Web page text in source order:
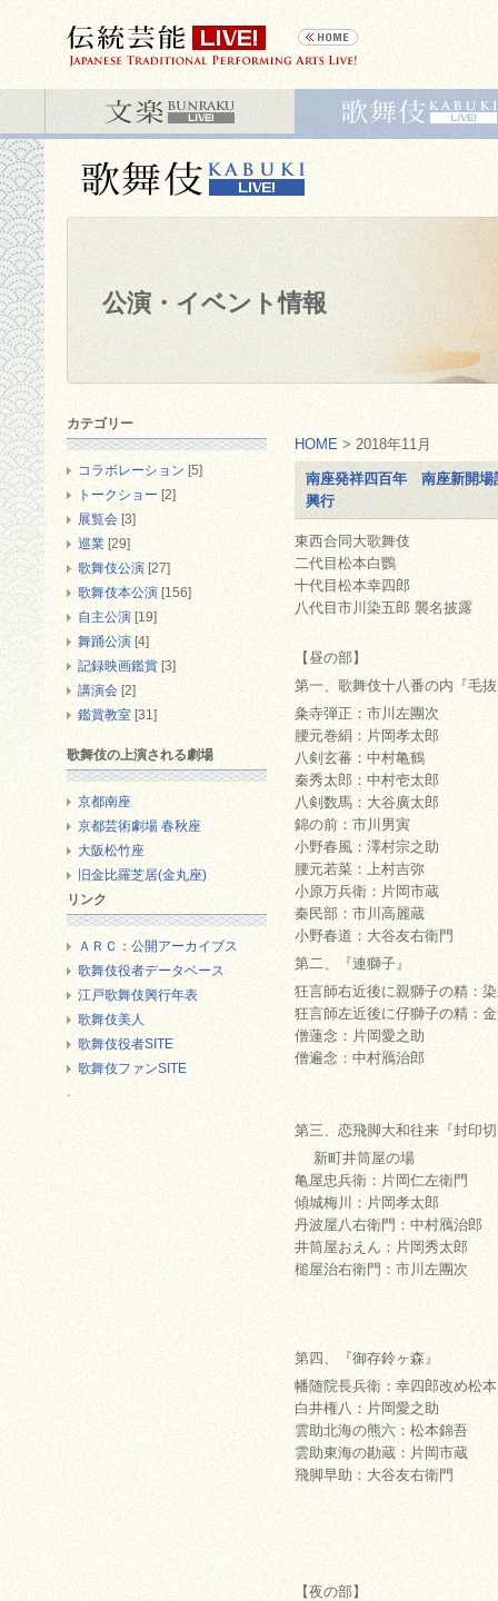
公演・イベント情報
HOME > 2018年11月
南座発祥四百年 南座新開
興行
東西合同大歌舞伎
二代目松本白鸚
十代目松本幸四郎
八代目市川染五郎 襲名
【昼の部】
第一、歌舞伎十八番の内『毛
粂寺弾正：市川左團次
腰元巻絹：片岡孝太郎
八剣玄蕃：中村亀鶴
秦秀太郎：中村壱太郎
八剣数馬：大谷廣太郎
錦の前：市川男寅
小野春風：澤村宗之助
腰元若菜：上村吉弥
小原万兵衛：片岡市蔵
秦民部：市川高麗蔵
小野春道：大谷友右衛門
第二、『連獅子』
狂言師右近後に親獅子の精：
狂言師左近後に仔獅子の精：
僧蓮念：片岡愛之助
僧遍念：中村鴈治郎
第三、恋飛脚大和往来『封印
新町井筒屋の場
亀屋忠兵衛：片岡仁左衛門
傾城梅川：片岡孝太郎
丹波屋八右衛門：中村鴈治郎
井筒屋おえん：片岡秀太郎
槌屋治右衛門：市川左團次
第四、『御存鈴ヶ森』
幡随院長兵衛：幸四郎改め松
白井権八：片岡愛之助
雲助北海の熊六：松本錦吾
雲助東海の勘蔵：片岡市蔵
飛脚早助：大谷友右衛門
【夜の部】
カテゴリー
コラボレーション [5]
トークショー [2]
展覧会 [3]
巡業 [29]
歌舞伎公演 [27]
歌舞伎本公演 [156]
自主公演 [19]
舞踊公演 [4]
記録映画鑑賞 [3]
講演会 [2]
鑑賞教室 [31]
歌舞伎の上演される劇場
京都南座
京都芸術劇場 春秋座
大阪松竹座
旧金比羅芝居(金丸座)
リンク
ＡＲＣ：公開アーカイブス
歌舞伎役者データベース
江戸歌舞伎興行年表
歌舞伎美人
歌舞伎役者SITE
歌舞伎ファンSITE
.